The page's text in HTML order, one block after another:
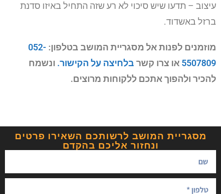
עיצוב – תדעו שיש סיכוי לא רע שזה התחיל באיזו סדנת
ברזל באשדוד.
מוזמנים לפנות אל מסגריית המושב בטלפון: 052-
5507809 או צרו קשר בלחיצה על הקישור. ונשמח
להכיר ולהפוך אתכם ללקוחות מרוצים.
מסגריית המושב לרשותכם השאירו פרטים
ונחזור אליכם בהקדם